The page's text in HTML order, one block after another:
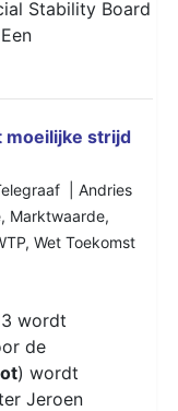
Stability Board
moeilijke strijd
| Andries
, Marktwaarde,
, Wet Toekomst
wordt
de
) wordt
Jeroen